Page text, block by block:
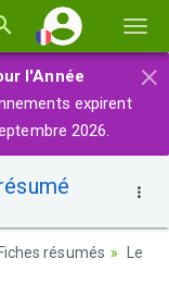
la×
l'Année
expirent
2026.
Fiches résumés
Le